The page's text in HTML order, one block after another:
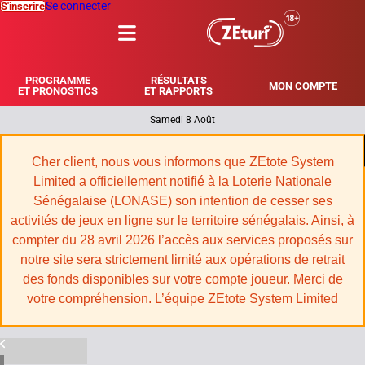
PROGRAMME
ET PRONOSTICS
RÉSULTATS
ET RAPPORTS
MON COMPTE
S'inscrireSe connecter
Samedi 8 Août
Cher client, nous vous informons que ZEtote System
Limited a officiellement notifié à la Loterie Nationale
Sénégalaise (LONASE) son intention de cesser ses
activités de jeux en ligne sur le territoire sénégalais. Ainsi, à
compter du 28 avril 2026 l’accès aux services proposés sur
notre site sera strictement limité aux opérations de retrait
des fonds disponibles sur votre compte joueur. Merci de
votre compréhension. L’équipe ZEtote System Limited